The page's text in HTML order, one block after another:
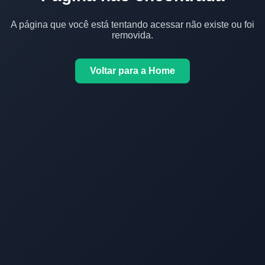
A página que você está tentando acessar não existe ou foi
removida.
Voltar para a Home